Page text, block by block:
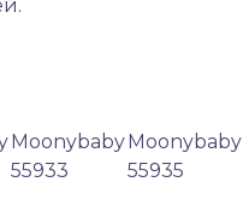
Moonybaby
55933
Moonybaby
55935